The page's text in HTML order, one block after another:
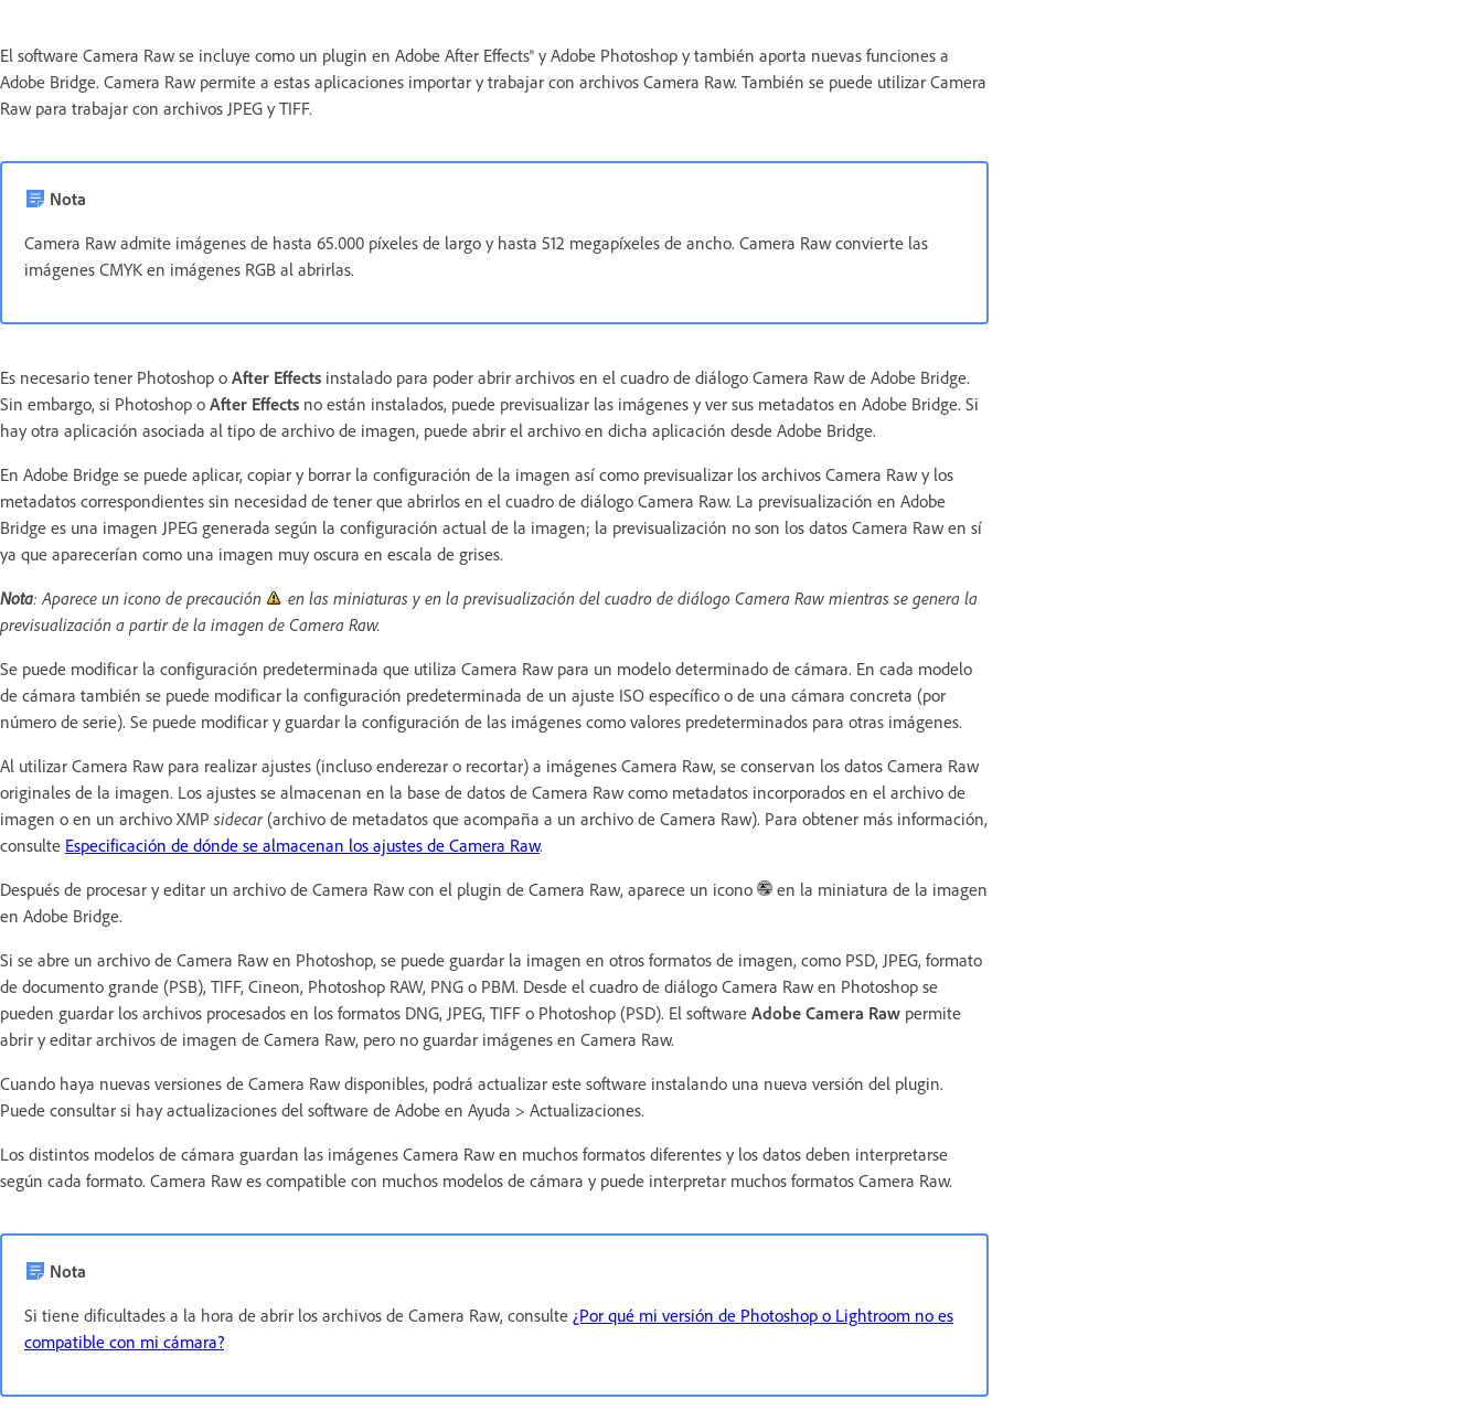
El software Camera Raw se incluye como un plugin en Adobe After Effects® y Adobe Photoshop y también aporta nuevas funciones a
Adobe Bridge. Camera Raw permite a estas aplicaciones importar y trabajar con archivos Camera Raw. También se puede utilizar Camera
Raw para trabajar con archivos JPEG y TIFF.
Nota
Camera Raw admite imágenes de hasta 65.000 píxeles de largo y hasta 512 megapíxeles de ancho. Camera Raw convierte las
imágenes CMYK en imágenes RGB al abrirlas.
Es necesario tener Photoshop o After Effects instalado para poder abrir archivos en el cuadro de diálogo Camera Raw de Adobe Bridge.
Sin embargo, si Photoshop o After Effects no están instalados, puede previsualizar las imágenes y ver sus metadatos en Adobe Bridge. Si
hay otra aplicación asociada al tipo de archivo de imagen, puede abrir el archivo en dicha aplicación desde Adobe Bridge.
En Adobe Bridge se puede aplicar, copiar y borrar la configuración de la imagen así como previsualizar los archivos Camera Raw y los
metadatos correspondientes sin necesidad de tener que abrirlos en el cuadro de diálogo Camera Raw. La previsualización en Adobe
Bridge es una imagen JPEG generada según la configuración actual de la imagen; la previsualización no son los datos Camera Raw en sí
ya que aparecerían como una imagen muy oscura en escala de grises.
Nota: Aparece un icono de precaución
en las miniaturas y en la previsualización del cuadro de diálogo Camera Raw mientras se genera la
previsualización a partir de la imagen de Camera Raw.
Se puede modificar la configuración predeterminada que utiliza Camera Raw para un modelo determinado de cámara. En cada modelo
de cámara también se puede modificar la configuración predeterminada de un ajuste ISO específico o de una cámara concreta (por
número de serie). Se puede modificar y guardar la configuración de las imágenes como valores predeterminados para otras imágenes.
Al utilizar Camera Raw para realizar ajustes (incluso enderezar o recortar) a imágenes Camera Raw, se conservan los datos Camera Raw
originales de la imagen. Los ajustes se almacenan en la base de datos de Camera Raw como metadatos incorporados en el archivo de
imagen o en un archivo XMP sidecar(archivo de metadatos que acompaña a un archivo de Camera Raw). Para obtener más información,
consulte Especificación de dónde se almacenan los ajustes de Camera Raw.
Después de procesar y editar un archivo de Camera Raw con el plugin de Camera Raw, aparece un icono
en la miniatura de la imagen
en Adobe Bridge.
Si se abre un archivo de Camera Raw en Photoshop, se puede guardar la imagen en otros formatos de imagen, como PSD, JPEG, formato
de documento grande (PSB), TIFF, Cineon, Photoshop RAW, PNG o PBM. Desde el cuadro de diálogo Camera Raw en Photoshop se
pueden guardar los archivos procesados en los formatos DNG, JPEG, TIFF o Photoshop (PSD). El software Adobe Camera Raw permite
abrir y editar archivos de imagen de Camera Raw, pero no guardar imágenes en Camera Raw.
Cuando haya nuevas versiones de Camera Raw disponibles, podrá actualizar este software instalando una nueva versión del plugin.
Puede consultar si hay actualizaciones del software de Adobe en Ayuda > Actualizaciones.
Los distintos modelos de cámara guardan las imágenes Camera Raw en muchos formatos diferentes y los datos deben interpretarse
según cada formato. Camera Raw es compatible con muchos modelos de cámara y puede interpretar muchos formatos Camera Raw.
Nota
Si tiene dificultades a la hora de abrir los archivos de Camera Raw, consulte ¿Por qué mi versión de Photoshop o Lightroom no es
compatible con mi cámara?